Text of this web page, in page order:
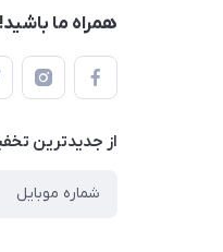
همراه ما باشید!
از جدید‌ترین